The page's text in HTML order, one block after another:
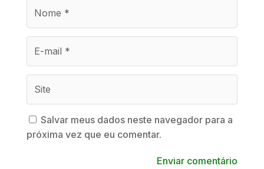
Salvar meus dados neste navegador para a
próxima vez que eu comentar.
Enviar comentário